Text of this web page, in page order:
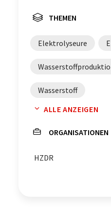
THEMEN
Elektrolyseure
Wasserstoff
Wasserelektrolyse
ALLE ANZEIGEN
ORGANISATIONEN
HZDR